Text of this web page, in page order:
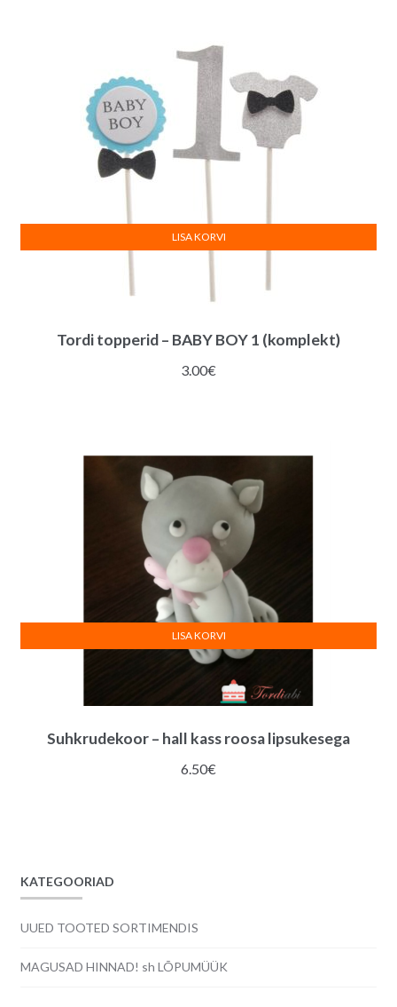
Tordi topperid – BABY BOY 1 (komplekt)
3.00€
LISA KORVI
Suhkrudekoor – hall kass roosa lipsukesega
6.50€
LISA KORVI
KATEGOORIAD
UUED TOOTED SORTIMENDIS
MAGUSAD HINNAD! sh LÕPUMÜÜK